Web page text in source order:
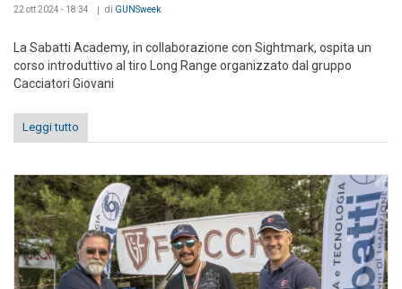
22 ott 2024 - 18:34 di GUNSweek
La Sabatti Academy, in collaborazione con Sightmark, ospita un
corso introduttivo al tiro Long Range organizzato dal gruppo
Cacciatori Giovani
Leggi tutto